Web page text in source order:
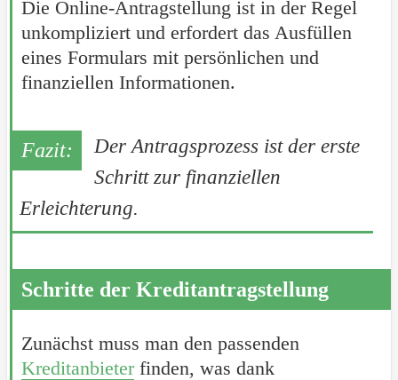
Die Online-Antragstellung ist in der Regel
unkompliziert und erfordert das Ausfüllen
eines Formulars mit persönlichen und
finanziellen Informationen.
Der Antragsprozess ist der erste
Schritt zur finanziellen
Erleichterung.
Schritte der Kreditantragstellung
Zunächst muss man den passenden
Kreditanbieterfinden, was dank